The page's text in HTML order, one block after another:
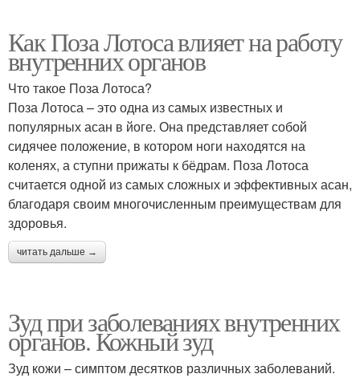
Как Поза Лотоса влияет на работу
внутренних органов
Что такое Поза Лотоса?
Поза Лотоса – это одна из самых известных и
популярных асан в йоге. Она представляет собой
сидячее положение, в котором ноги находятся на
коленях, а ступни прижаты к бёдрам. Поза Лотоса
считается одной из самых сложных и эффективных асан,
благодаря своим многочисленным преимуществам для
здоровья.
читать дальше →
Зуд при заболеваниях внутренних
органов. Кожный зуд
Зуд кожи – симптом десятков различных заболеваний.